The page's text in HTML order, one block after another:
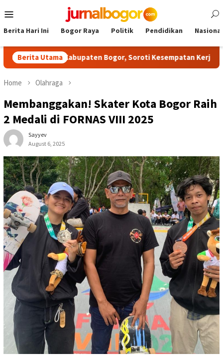
to
Menu
Berita Hari Ini Bogor Raya Politik Pendidikan Nasional
Berita Utama
Kabupaten Bogor, Soroti Kesempatan Kerja yang Setara
Home Olahraga
Membanggakan! Skater Kota Bogor Raih
2 Medali di FORNAS VIII 2025
Sayyev
August 6, 2025